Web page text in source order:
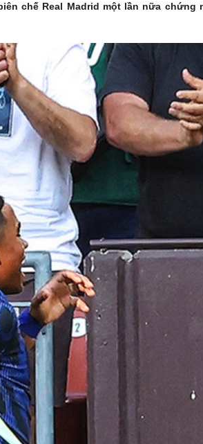
chế Real Madrid một lần nữa chứng